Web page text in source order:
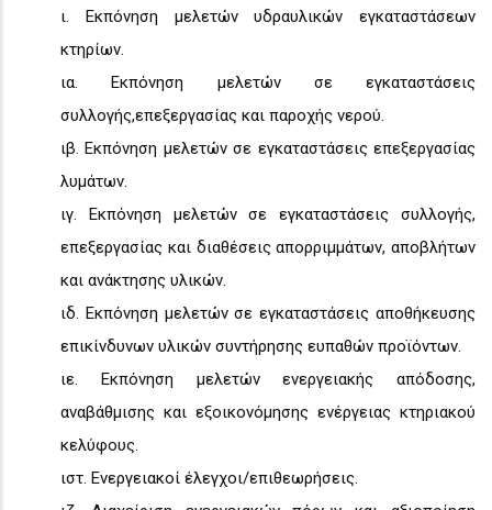
ι. Εκπόνηση μελετών υδραυλικών εγκαταστάσεων
κτηρίων.
ια. Εκπόνηση μελετών σε εγκαταστάσεις
συλλογής,επεξεργασίας και παροχής νερού.
ιβ. Εκπόνηση μελετών σε εγκαταστάσεις επεξεργασίας
λυμάτων.
ιγ. Εκπόνηση μελετών σε εγκαταστάσεις συλλογής,
επεξεργασίας και διαθέσεις απορριμμάτων, αποβλήτων
και ανάκτησης υλικών.
ιδ. Εκπόνηση μελετών σε εγκαταστάσεις αποθήκευσης
επικίνδυνων υλικών συντήρησης ευπαθών προϊόντων.
ιε. Εκπόνηση μελετών ενεργειακής απόδοσης,
αναβάθμισης και εξοικονόμησης ενέργειας κτηριακού
κελύφους.
ιστ. Ενεργειακοί έλεγχοι/επιθεωρήσεις.